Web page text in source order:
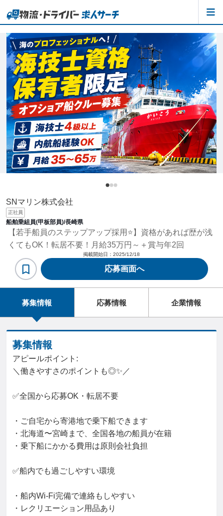
SNマリン株式会社
正社員
船舶乗組員(甲板部員)/長崎県
【若手船員のステップアップ採用⭐】資格があれば歴が浅
くてもOK！転居不要！月給35万円～＋賞与年2回
掲載開始日： 2025/12/18
応募画面へ
募集情報 応募情報 企業情報
募集情報
アピールポイント:
＼働きやすさのポイントも◎✨／
✅全国から応募OK・転居不要
・ご自宅から寄港地で乗下船できます
・北海道〜宮崎まで、全国各地の船員が在籍
・乗下船にかかる費用は原則会社負担
✅船内でも過ごしやすい環境
・船内Wi-Fi完備で連絡もしやすい
・レクリエーション用品あり